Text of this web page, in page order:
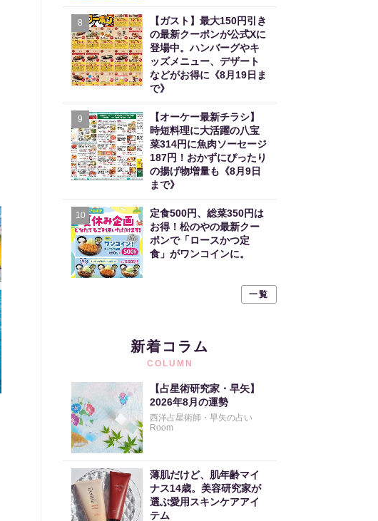
8
【ガスト】最大150円引き
の最新クーポンが公式Xに
登場中。ハンバーグやキ
ッズメニュー、デザート
などがお得に《8月19日ま
で》
9
【オーケー最新チラシ】
時短料理に大活躍の八宝
菜314円に魚肉ソーセージ
187円！おかずにぴったり
の揚げ物増量も《8月9日
まで》
10
定食500円、総菜350円は
お得！松のやの最新クー
ポンで「ロースかつ定
食」がワンコインに。
一覧
新着コラム
COLUMN
【占星術研究家・早矢】
2026年8月の運勢
西洋占星術師・早矢の占い
Room
薄肌だけど、肌年齢マイ
ナス14歳。美容研究家が
選ぶ愛用スキンケアアイ
テム